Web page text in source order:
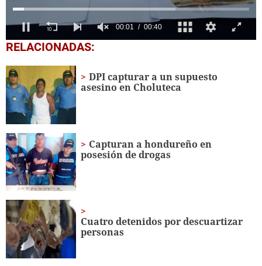
0
seconds
40
seconds
RELACIONADAS:
DPI capturar a un supuesto
asesino en Choluteca
Capturan a hondureño en
posesión de drogas
Cuatro detenidos por descuartizar
personas